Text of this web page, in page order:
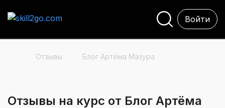
Войти
Отзывы Блог Артёма Мазура
Отзывы на курс от Блог Артёма